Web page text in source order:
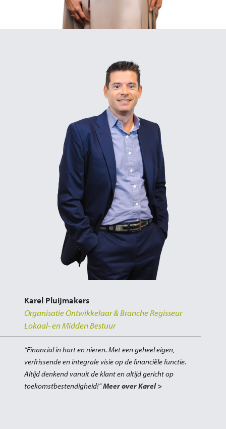
Karel Pluijmakers
Organisatie Ontwikkelaar & Branche Regisseur
Lokaal- en Midden Bestuur
“Financial in hart en nieren. Met een geheel eigen,
verfrissende en integrale visie op de financiële functie.
Altijd denkend vanuit de klant en altijd gericht op
toekomstbestendigheid!”Meer over Karel >